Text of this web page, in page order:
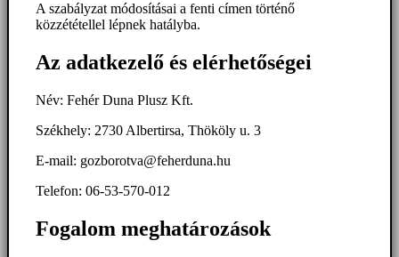
A szabályzat módosításai a fenti címen történő
közzététellel lépnek hatályba.
Az adatkezelő és elérhetőségei
Név: Fehér Duna Plusz Kft.
Székhely: 2730 Albertirsa, Thököly u. 3
E-mail: gozborotva@feherduna.hu
Telefon: 06-53-570-012
Fogalom meghatározások